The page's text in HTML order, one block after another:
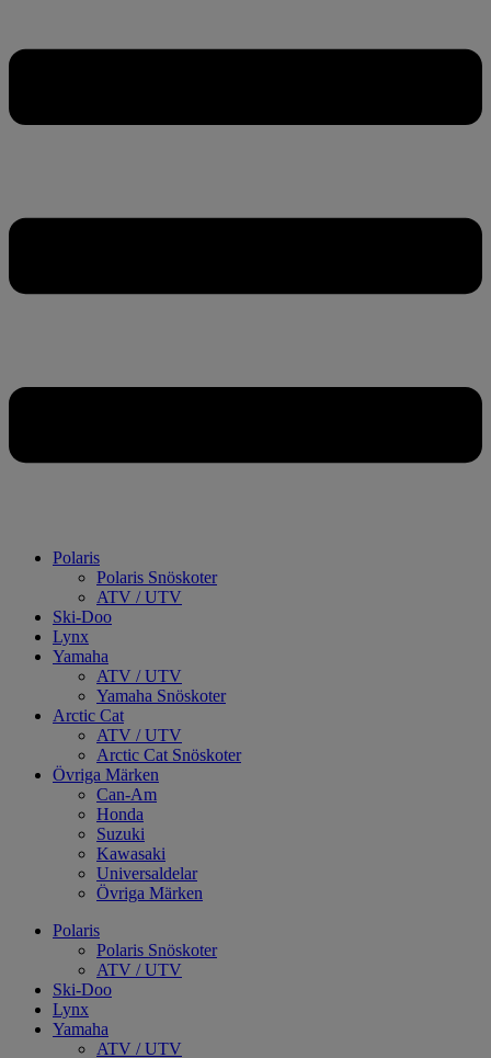
Polaris
Polaris Snöskoter
ATV / UTV
Ski-Doo
Lynx
Yamaha
ATV / UTV
Yamaha Snöskoter
Arctic Cat
ATV / UTV
Arctic Cat Snöskoter
Övriga Märken
Can-Am
Honda
Suzuki
Kawasaki
Universaldelar
Övriga Märken
Polaris
Polaris Snöskoter
ATV / UTV
Ski-Doo
Lynx
Yamaha
ATV / UTV